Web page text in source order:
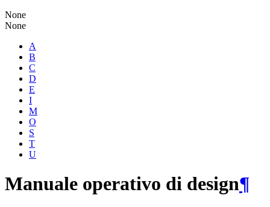
None
None
A
B
C
D
E
I
M
O
S
T
U
Manuale operativo di design¶